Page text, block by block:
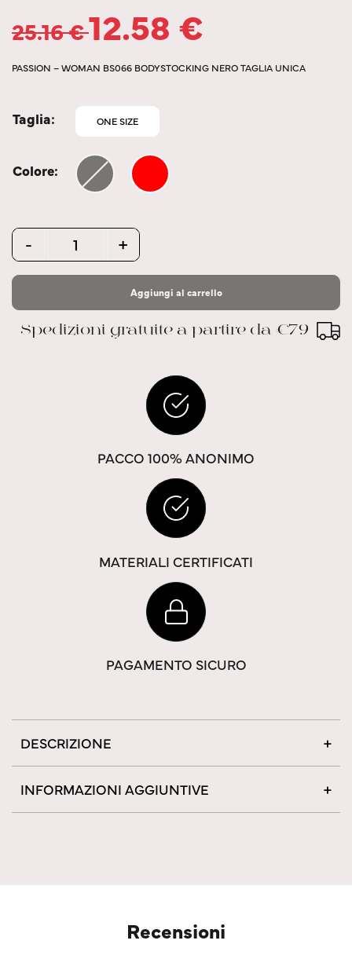
25.16€12.58 €
PASSION – WOMAN BS066 BODYSTOCKING NERO TAGLIA UNICA
Taglia ONE SIZE
Colore
Quantity
- +
Aggiungi al carrello
Spedizioni gratuite a partire da €79
PACCO 100% ANONIMO
MATERIALI CERTIFICATI
PAGAMENTO SICURO
DESCRIZIONE
INFORMAZIONI AGGIUNTIVE
Recensioni